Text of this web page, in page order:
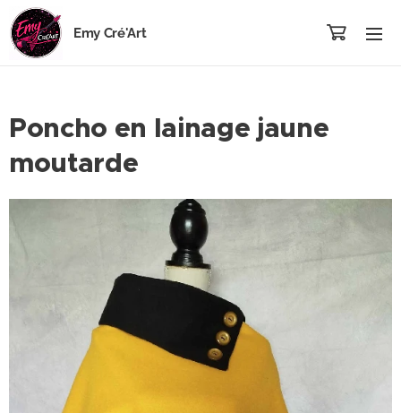
Emy Cré'Art
Poncho en lainage jaune
moutarde